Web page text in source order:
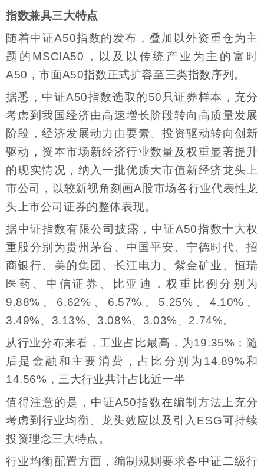
指数兼具三大特点
随着中证A50指数的发布，叠加以外资重仓为主
题的MSCIA50，以及以传统产业为主的富时
A50，市面A50指数正式扩容至三类指数序列。
据悉，中证A50指数选取的50只证券样本，充分
考虑到我国经济由高速增长阶段转向高质量发展
阶段，经济发展动力由要素、投资驱动转向创新
驱动，资本市场新经济行业数量及权重显著提升
的现实情况，纳入一批优质大市值新经济龙头上
市公司，以较新视角刻画A股市场各行业代表性龙
头上市公司证券的整体表现。
据中证指数有限公司披露，中证A50指数十大权
重股分别为贵州茅台、中国平安、宁德时代、招
商银行、美的集团、长江电力、紫金矿业、恒瑞
医药、中信证券、比亚迪，权重比例分别为
9.88%、6.62%、6.57%、5.25%、4.10%、
3.49%、3.13%、3.08%、3.03%、2.74%。
从行业分布来看，工业占比最高，为19.35%；随
后是金融和主要消费，占比分别为14.89%和
14.56%，三大行业共计占比近一半。
值得注意的是，中证A50指数在编制方法上充分
考虑到行业均衡、龙头效应以及引入ESG可持续
投资理念三大特点。
行业均衡配置方面，编制规则要求各中证二级行